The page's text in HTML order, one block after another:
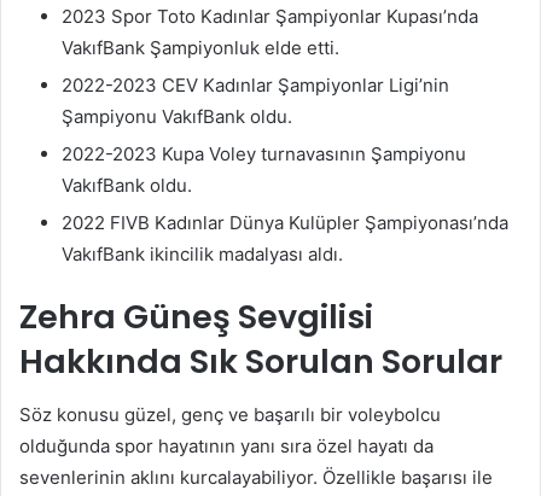
2023 Spor Toto Kadınlar Şampiyonlar Kupası’nda
VakıfBank Şampiyonluk elde etti.
2022-2023 CEV Kadınlar Şampiyonlar Ligi’nin
Şampiyonu VakıfBank oldu.
2022-2023 Kupa Voley turnavasının Şampiyonu
VakıfBank oldu.
2022 FIVB Kadınlar Dünya Kulüpler Şampiyonası’nda
VakıfBank ikincilik madalyası aldı.
Zehra Güneş Sevgilisi
Hakkında Sık Sorulan Sorular
Söz konusu güzel, genç ve başarılı bir voleybolcu
olduğunda spor hayatının yanı sıra özel hayatı da
sevenlerinin aklını kurcalayabiliyor. Özellikle başarısı ile